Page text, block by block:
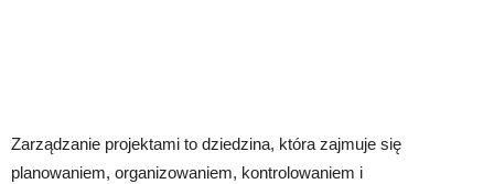
Zarządzanie projektami to dziedzina, która zajmuje się
planowaniem, organizowaniem, kontrolowaniem i